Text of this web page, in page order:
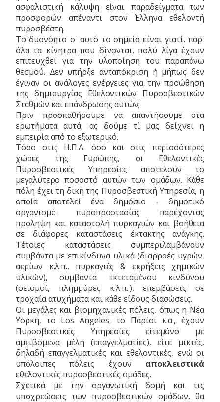
ασφαλιστική κάλυψη είναι παραδείγματα των
προσφορών απέναντι στον Έλληνα εθελοντή
πυροσβέστη.
Το δυσνόητο σ' αυτό το σημείο είναι γιατί, παρ'
όλα τα κίνητρα που δίνονται, πολύ λίγα έχουν
επιτευχθεί για την υλοποίηση του παραπάνω
θεσμού. Δεν υπήρξε ανταπόκριση ή μήπως δεν
έγιναν οι ανάλογες ενέργειες για την προώθηση
της δημιουργίας Εθελοντικών Πυροσβεστικών
Σταθμών και επάνδρωσης αυτών;
Πριν προσπαθήσουμε να απαντήσουμε στα
ερωτήματα αυτά, ας δούμε τί μας δείχνει η
εμπειρία από το εξωτερικό.
Τόσο στις Η.Π.Α. όσο και στις περισσότερες
χώρες της Ευρώπης, οι Εθελοντικές
Πυροσβεστικές Υπηρεσίες αποτελούν το
μεγαλύτερο ποσοστό αυτών των ομάδων. Κάθε
πόλη έχει τη δική της Πυροσβεστική Υπηρεσία, η
οποία αποτελεί ένα δημόσιο - δημοτικό
οργανισμό πυροπροστασίας παρέχοντας
πρόληψη και καταστολή πυρκαγιών και βοήθεια
σε διάφορες καταστάσεις έκτακτης ανάγκης.
Τέτοιες καταστάσεις συμπεριλαμβάνουν
συμβάντα με επικίνδυνα υλικά (διαρροές υγρών,
αερίων κ.λ.π., πυρκαγιές & εκρήξεις χημικών
υλικών), συμβάντα εκτεταμένου κινδύνου
(σεισμοί, πλημμύρες κ.λ.π..), επεμβάσεις σε
τροχαία ατυχήματα και κάθε είδους διασώσεις.
Οι μεγάλες και βιομηχανικές πόλεις, όπως η Νέα
Υόρκη, το Los Angeles, το Παρίσι κ.α., έχουν
Πυροσβεστικές Υπηρεσίες είτεμόνο με
αμειβόμενα μέλη (επαγγελματίες), είτε μικτές,
δηλαδή επαγγελματικές και εθελοντικές, ενώ οι
υπόλοιπες πόλεις έχουν αποκλειστικά
εθελοντικές πυροσβεστικές ομάδες.
Σχετικά με την οργανωτική δομή και τις
υποχρεώσεις των πυροσβεστικών ομάδων, θα